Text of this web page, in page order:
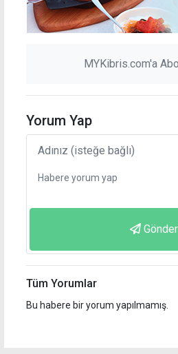
MYKibris.com'a
Yorum Yap
Gönder
Tüm Yorumlar
Bu habere bir yorum yapılmamış.